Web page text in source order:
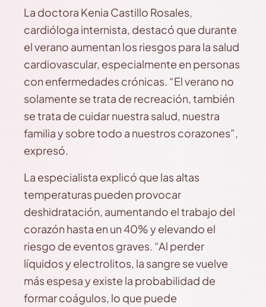
La doctora Kenia Castillo Rosales,
cardióloga internista, destacó que durante
el verano aumentan los riesgos para la salud
cardiovascular, especialmente en personas
con enfermedades crónicas. “El verano no
solamente se trata de recreación, también
se trata de cuidar nuestra salud, nuestra
familia y sobre todo a nuestros corazones”,
expresó.
La especialista explicó que las altas
temperaturas pueden provocar
deshidratación, aumentando el trabajo del
corazón hasta en un 40% y elevando el
riesgo de eventos graves. “Al perder
líquidos y electrolitos, la sangre se vuelve
más espesa y existe la probabilidad de
formar coágulos, lo que puede